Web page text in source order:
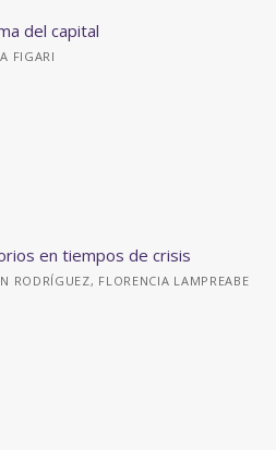
del capital
FIGARI
en tiempos de crisis
RODRÍGUEZ, FLORENCIA LAMPREABE